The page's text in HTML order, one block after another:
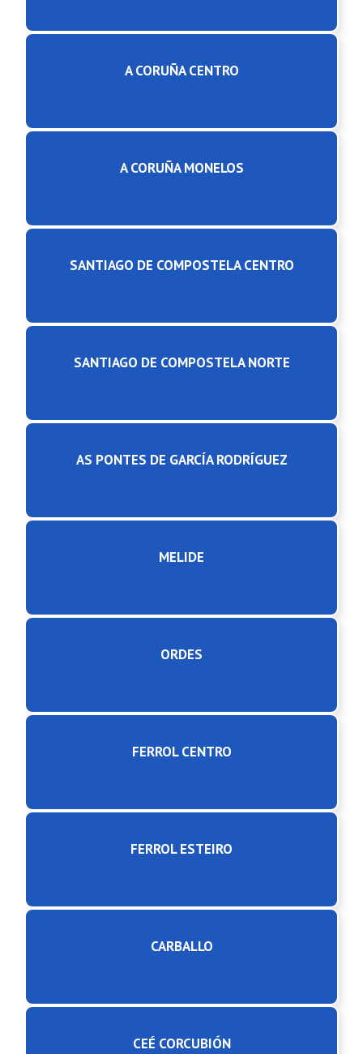
A CORUÑA CENTRO
A CORUÑA MONELOS
SANTIAGO DE COMPOSTELA CENTRO
SANTIAGO DE COMPOSTELA NORTE
AS PONTES DE GARCÍA RODRÍGUEZ
MELIDE
ORDES
FERROL CENTRO
FERROL ESTEIRO
CARBALLO
CEÉ CORCUBIÓN